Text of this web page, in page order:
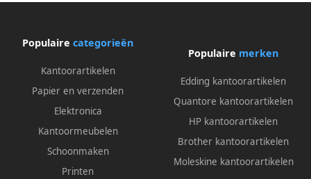
Populaire categorieën
Kantoorartikelen
Papier en verzenden
Elektronica
Kantoormeubelen
Schoonmaken
Printen
Populaire merken
Edding kantoorartikelen
Quantore kantoorartikelen
HP kantoorartikelen
Brother kantoorartikelen
Moleskine kantoorartikelen